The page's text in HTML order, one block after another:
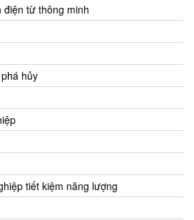
điện từ thông minh
hủy
tiết kiệm năng lượng